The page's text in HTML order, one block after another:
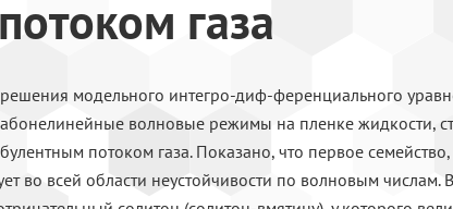
газа
модельного интегро-диф-ференциального
волновые режимы на пленке жидкости,
потоком газа. Показано, что первое
во всей области неустойчивости по волновым числам.